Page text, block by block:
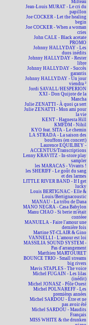
Milteau
Jean-Louis MURAT - Le cri du
papillon
Joe COCKER - Let the healing
begin
Joe COCKER - When a woman
cries
John CALE - Black acetate
PROMO
Johnny HALLYDAY - Les
duos inédits
Johnny HALLYDAY - Rester
libre
Johnny HALLYDAY - Succès
garantis
Johnny HALLYDAY - Un jour
viendra ²
Jordi SAVALL/HESPERION
XXI - Don Quijote de la
Mancha
Julie ZENATTI - À quoi ça sert
Julie ZENATTI - Mon ami pour
la vie
KENT - Hagnesta Hill
KMFDM - Nihil
KYO feat. SITA - Le chemin
LA STRADA - La saison des
bouffons (en concert)
Laurence EQUILBEY -
ACCENTUS/Transcriptions
Lenny KRAVITZ - In-store play
sampler
les MARACAS - Vivants !
les SHERIFF - Le goût du sang
et des larmes
LITTLE RIVER BAND - If I get
lucky
Louis BERTIGNAC - Elle &
Louis/Bertignacoustic
MANAU - La tribu de Dana
MANO NEGRA - Casa Babylon
Manu CHAO - Si berie m'était
contéee
MANUELA - Faire l'amour une
dernière fois
Martine ST-CLAIR & Gino
VANNELLI - L'amour est loi
MASSILIA SOUND SYSTEM -
Pas d'arrangement
Matthieu MARTOURET
BOUNCE TRIO - Small streams
big rivers
Mavis STAPLES - The voice
Michel FUGAIN - Les lilas
(inédit)
Michel JONASZ - Pôle Ouest
Michel POLNAREFF - Les
premières années
Michel SARDOU - Être et ne
pas avoir été
Michel SARDOU - Maudits
Français
MISS WHITE & the drunken